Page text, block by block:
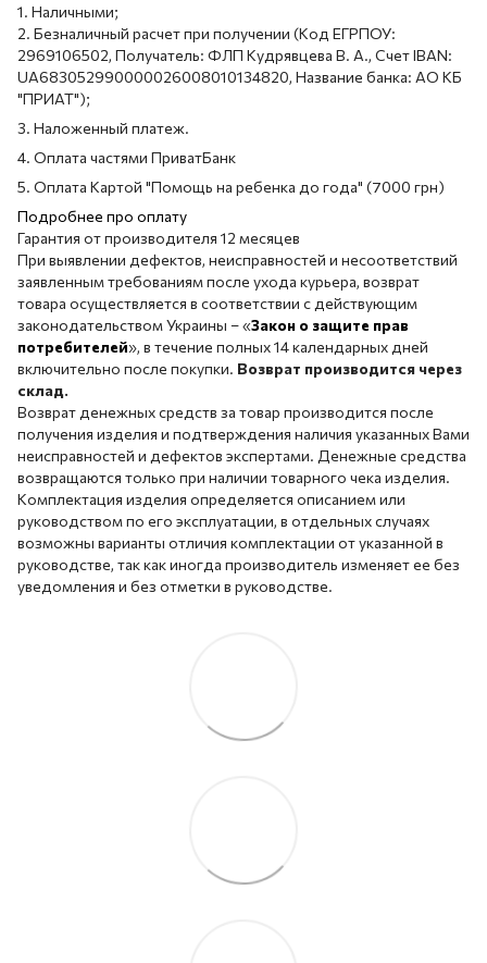
1. Наличными;
2. Безналичный расчет при получении (Код ЕГРПОУ:
2969106502, Получатель: ФЛП Кудрявцева В. А., Счет IBAN:
UA683052990000026008010134820, Название банка: АО КБ
"ПРИАТ");
3. Наложенный платеж.
4. Оплата частями ПриватБанк
5. Оплата Картой "Помощь на ребенка до года" (7000 грн)
Подробнее про оплату
Гарантия от производителя 12 месяцев
При выявлении дефектов, неисправностей и несоответствий
заявленным требованиям после ухода курьера, возврат
товара осуществляется в соответствии с действующим
законодательством Украины – «Закон о защите прав
потребителей», в течение полных 14 календарных дней
включительно после покупки. Возврат производится через
склад.
Возврат денежных средств за товар производится после
получения изделия и подтверждения наличия указанных Вами
неисправностей и дефектов экспертами. Денежные средства
возвращаются только при наличии товарного чека изделия.
Комплектация изделия определяется описанием или
руководством по его эксплуатации, в отдельных случаях
возможны варианты отличия комплектации от указанной в
руководстве, так как иногда производитель изменяет ее без
уведомления и без отметки в руководстве.